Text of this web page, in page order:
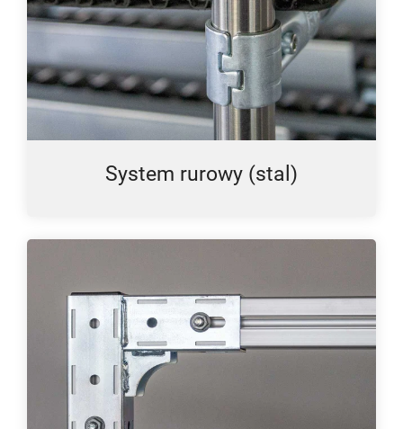
System rurowy (stal)